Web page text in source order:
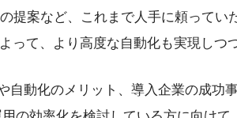
提案など、これまで人手に頼ってい
て、より高度な自動化も実現しつ
自動化のメリット、導入企業の成功